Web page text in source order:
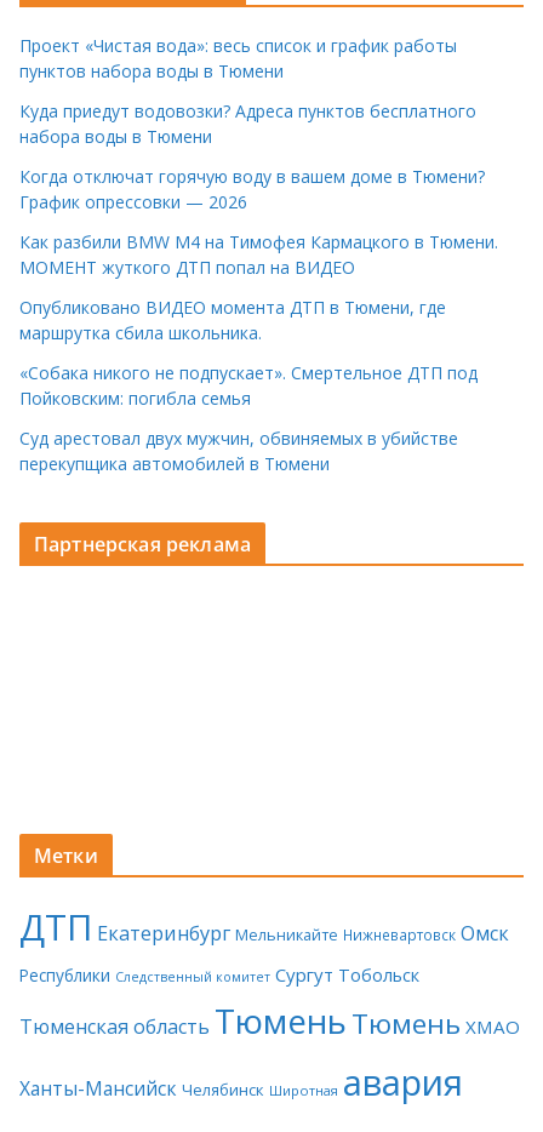
Проект «Чистая вода»: весь список и график работы
пунктов набора воды в Тюмени
Куда приедут водовозки? Адреса пунктов бесплатного
набора воды в Тюмени
Когда отключат горячую воду в вашем доме в Тюмени?
График опрессовки — 2026
Как разбили BMW M4 на Тимофея Кармацкого в Тюмени.
МОМЕНТ жуткого ДТП попал на ВИДЕО
Опубликовано ВИДЕО момента ДТП в Тюмени, где
маршрутка сбила школьника.
«Собака никого не подпускает». Смертельное ДТП под
Пойковским: погибла семья
Суд арестовал двух мужчин, обвиняемых в убийстве
перекупщика автомобилей в Тюмени
Партнерская реклама
Метки
ДТП Екатеринбург Мельникайте Нижневартовск Омск
Республики Следственный комитет Сургут Тобольск
Тюменская область ТюменьТюмень ХМАО
Ханты-Мансийск Челябинск Широтная авария